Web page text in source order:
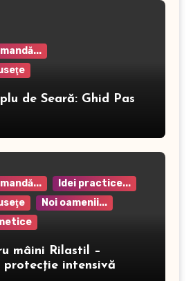
de Seară: Ghid Pas
Idei practice...
Noi oamenii...
mâini Rilastil –
intensivă